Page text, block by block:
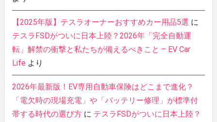
【2025年版】テスラオーナーおすすめカー用品5選 に
テスラFSDがついに日本上陸？2026年「完全自動運
転」解禁の衝撃と私たちが備えるべきこと – EV Car
Life より
2026年最新版！EV専用自動車保険はどこまで進化？
「電欠時の現場充電」や「バッテリー修理」が標準付
帯する時代の選び方に テスラFSDがついに日本上陸？